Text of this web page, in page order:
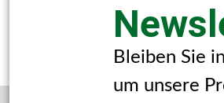
Bleiben Sie
um unsere